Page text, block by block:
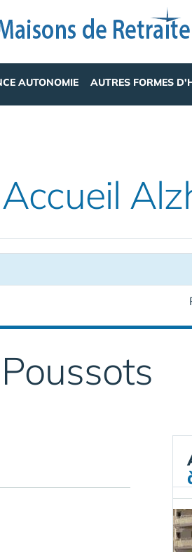
AUTONOMIE AUTRES FORMES
Accueil